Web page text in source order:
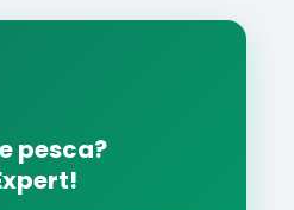
pesca?